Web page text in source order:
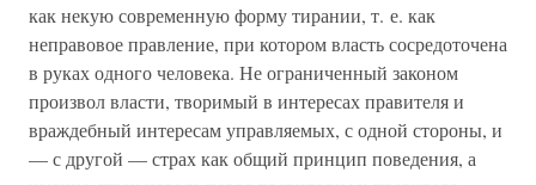
как некую современную форму тирании, т. е. как
неправовое правление, при котором власть сосредоточена
в руках одного человека. Не ограниченный законом
произвол власти, творимый в интересах правителя и
враждебный интересам управляемых, с одной стороны, и
— с другой — страх как общий принцип поведения, а